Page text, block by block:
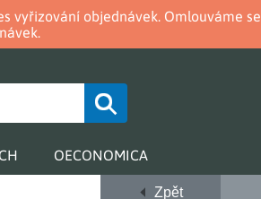
vyřizování objednávek. Omlouváme
OECONOMICA
Zpět